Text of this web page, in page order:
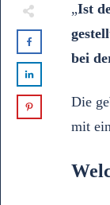
„Ist
bei
Die
mit